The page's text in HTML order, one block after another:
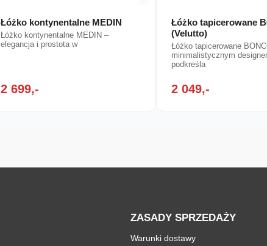
Łóżko kontynentalne MEDIN
Łóżko kontynentalne MEDIN –
elegancja i prostota w
2 699,-
Łóżko tapicerowane
(Velutto)
Łóżko tapicerowane
minimalistycznym
podkreśla
2 049,-
ZASADY SPRZEDAŻY
Warunki dostawy